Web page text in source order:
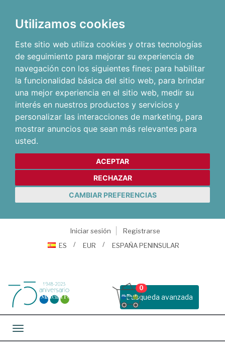
Utilizamos cookies
Este sitio web utiliza cookies y otras tecnologías
de seguimiento para mejorar su experiencia de
navegación con los siguientes fines: para habilitar
la funcionalidad básica del sitio web, para brindar
una mejor experiencia en el sitio web, medir su
interés en nuestros productos y servicios y
personalizar las interacciones de marketing, para
mostrar anuncios que sean más relevantes para
usted.
ACEPTAR
RECHAZAR
CAMBIAR PREFERENCIAS
Iniciar sesión
Registrarse
ES
EUR ESPAÑA PENINSULAR
Busqueda avanzada
0
Toggle navigation